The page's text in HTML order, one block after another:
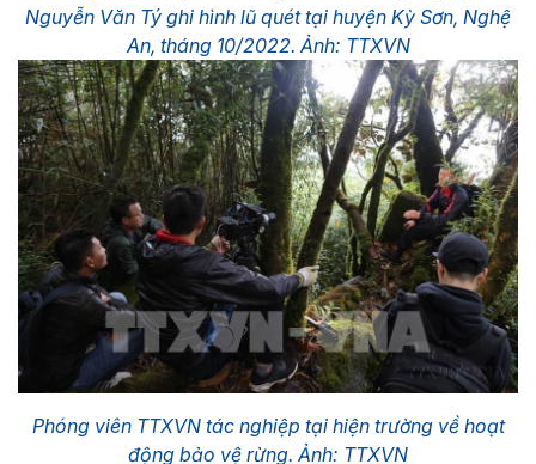
Nguyễn Văn Tý ghi hình lũ quét tại huyện Kỳ Sơn, Nghệ
An, tháng 10/2022. Ảnh: TTXVN
Phóng viên TTXVN tác nghiệp tại hiện trường về hoạt
động bảo vệ rừng. Ảnh: TTXVN